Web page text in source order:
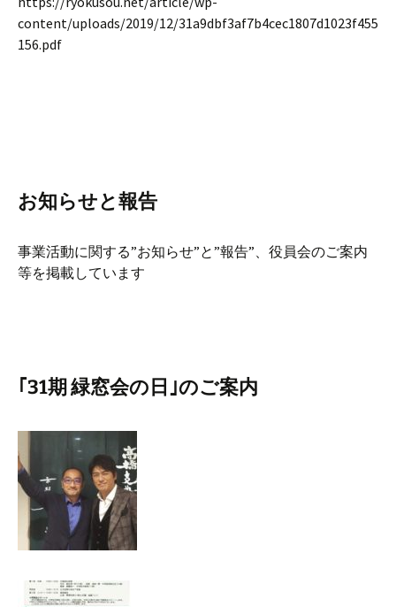
content/uploads/2019/12/31a9dbf3af7b4cec1807d1023f455
156.pdf
お知らせと報告
事業活動に関する”お知らせ”と”報告”、役員会のご案内
等を掲載しています
｢31期 緑窓会の日｣のご案内